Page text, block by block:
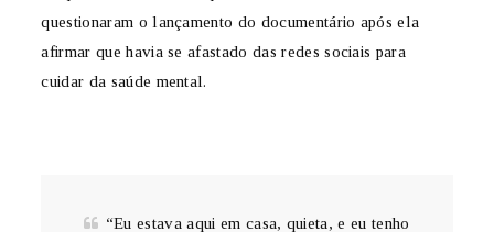
questionaram o lançamento do documentário após ela
afirmar que havia se afastado das redes sociais para
cuidar da saúde mental.
“Eu estava aqui em casa, quieta, e eu tenho